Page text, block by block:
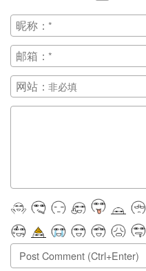
昵称：
邮箱：
网站：